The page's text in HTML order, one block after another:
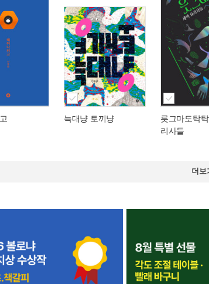
늑대냥 토끼냥
릇그마도탁
리사들
더보